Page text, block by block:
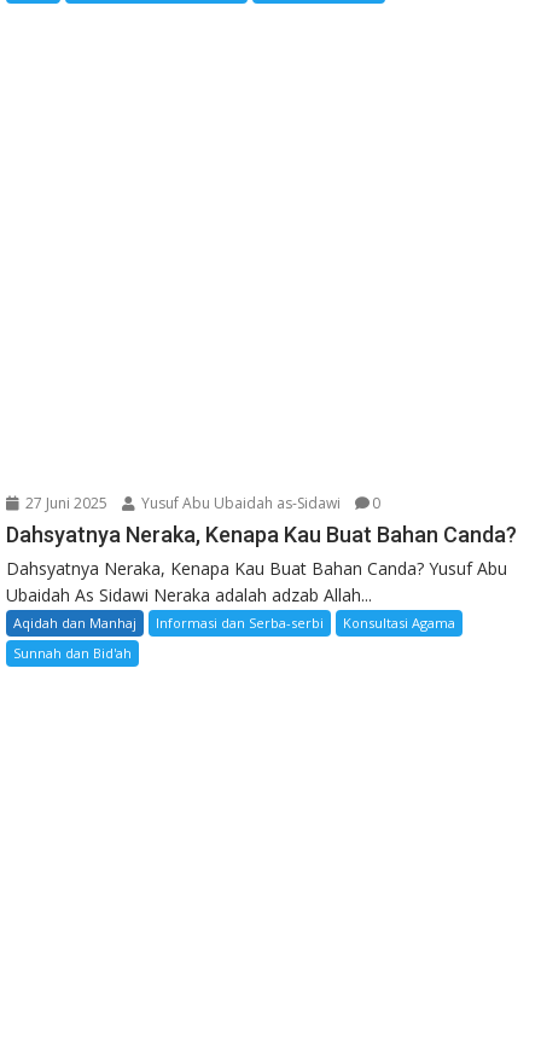
27 Juni 2025 Yusuf Abu Ubaidah as-Sidawi 0
Dahsyatnya Neraka, Kenapa Kau Buat Bahan Canda?
Dahsyatnya Neraka, Kenapa Kau Buat Bahan Canda? Yusuf Abu
Ubaidah As Sidawi Neraka adalah adzab Allah...
Aqidah dan Manhaj Informasi dan Serba-serbi
Konsultasi Agama
Sunnah dan Bid'ah